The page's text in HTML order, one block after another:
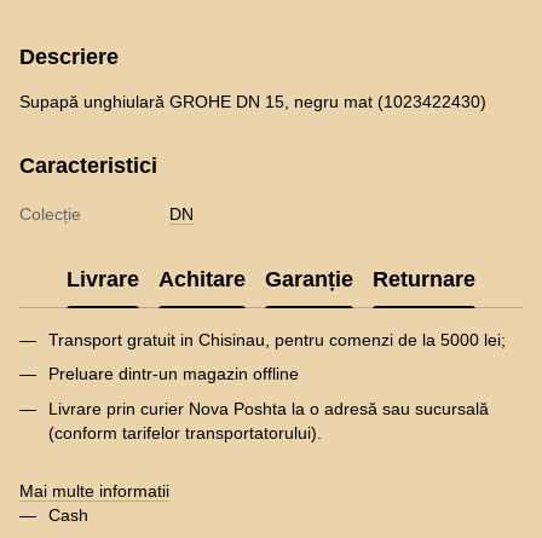
Descriere
Supapă unghiulară GROHE DN 15, negru mat (1023422430)
Caracteristici
Colecție DN
Livrare Achitare Garanție Returnare
Transport gratuit in Chisinau, pentru comenzi de la 5000 lei;
Preluare dintr-un magazin offline
Livrare prin curier Nova Poshta la o adresă sau sucursală
(conform tarifelor transportatorului).
Mai multe informatii
Cash